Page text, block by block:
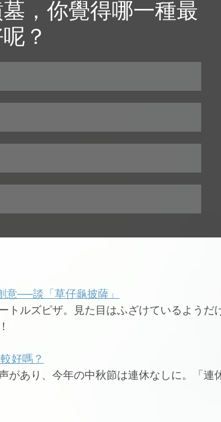
，你覺得哪一種最
？
──談「草仔龜披薩」
トルズピザ。見た目はふざけているようだ
好嗎？
があり、今年の中秋節は連休なしに。「連